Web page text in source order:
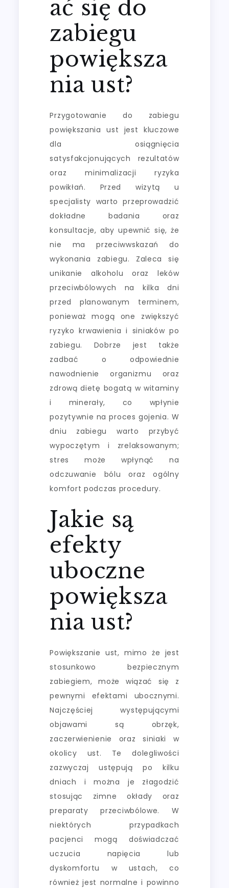
ać się do
zabiegu
powiększa
nia ust?
Przygotowanie do zabiegu
powiększania ust jest kluczowe
dla osiągnięcia
satysfakcjonujących rezultatów
oraz minimalizacji ryzyka
powikłań. Przed wizytą u
specjalisty warto przeprowadzić
dokładne badania oraz
konsultacje, aby upewnić się, że
nie ma przeciwwskazań do
wykonania zabiegu. Zaleca się
unikanie alkoholu oraz leków
przeciwbólowych na kilka dni
przed planowanym terminem,
ponieważ mogą one zwiększyć
ryzyko krwawienia i siniaków po
zabiegu. Dobrze jest także
zadbać o odpowiednie
nawodnienie organizmu oraz
zdrową dietę bogatą w witaminy
i minerały, co wpłynie
pozytywnie na proces gojenia. W
dniu zabiegu warto przybyć
wypoczętym i zrelaksowanym;
stres może wpłynąć na
odczuwanie bólu oraz ogólny
komfort podczas procedury.
Jakie są
efekty
uboczne
powiększa
nia ust?
Powiększanie ust, mimo że jest
stosunkowo bezpiecznym
zabiegiem, może wiązać się z
pewnymi efektami ubocznymi.
Najczęściej występującymi
objawami są obrzęk,
zaczerwienienie oraz siniaki w
okolicy ust. Te dolegliwości
zazwyczaj ustępują po kilku
dniach i można je złagodzić
stosując zimne okłady oraz
preparaty przeciwbólowe. W
niektórych przypadkach
pacjenci mogą doświadczać
uczucia napięcia lub
dyskomfortu w ustach, co
również jest normalne i powinno